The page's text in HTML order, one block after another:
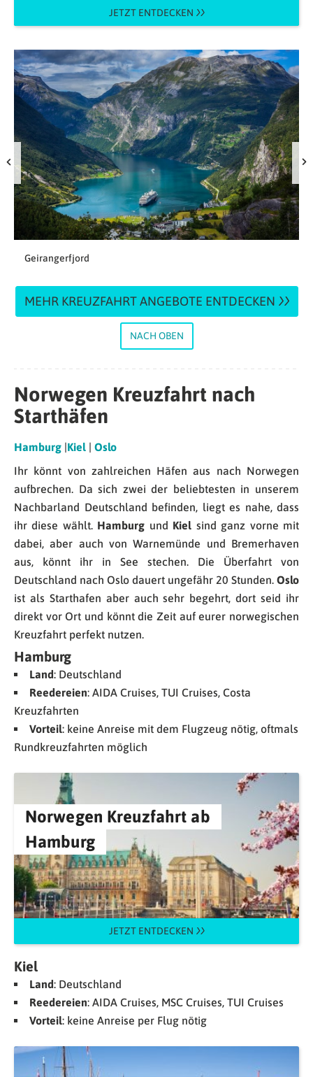
JETZT ENTDECKEN
Geirangerfjord
MEHR KREUZFAHRT ANGEBOTE ENTDECKEN
NACH OBEN
Norwegen Kreuzfahrt nach
Starthäfen
Hamburg Kiel
Oslo
Ihr könnt von zahlreichen Häfen aus nach Norwegen
aufbrechen. Da sich zwei der beliebtesten in unserem
Nachbarland Deutschland befinden, liegt es nahe, dass
ihr diese wählt. Hamburg und Kiel sind ganz vorne mit
dabei, aber auch von Warnemünde und Bremerhaven
aus, könnt ihr in See stechen. Die Überfahrt von
Deutschland nach Oslo dauert ungefähr 20 Stunden. Oslo
ist als Starthafen aber auch sehr begehrt, dort seid ihr
direkt vor Ort und könnt die Zeit auf eurer norwegischen
Kreuzfahrt perfekt nutzen.
Hamburg
Land: Deutschland
Reedereien: AIDA Cruises, TUI Cruises, Costa
Kreuzfahrten
Vorteil: keine Anreise mit dem Flugzeug nötig, oftmals
Rundkreuzfahrten möglich
Norwegen Kreuzfahrt ab
Hamburg
JETZT ENTDECKEN
Kiel
Land: Deutschland
Reedereien: AIDA Cruises, MSC Cruises, TUI Cruises
Vorteil: keine Anreise per Flug nötig